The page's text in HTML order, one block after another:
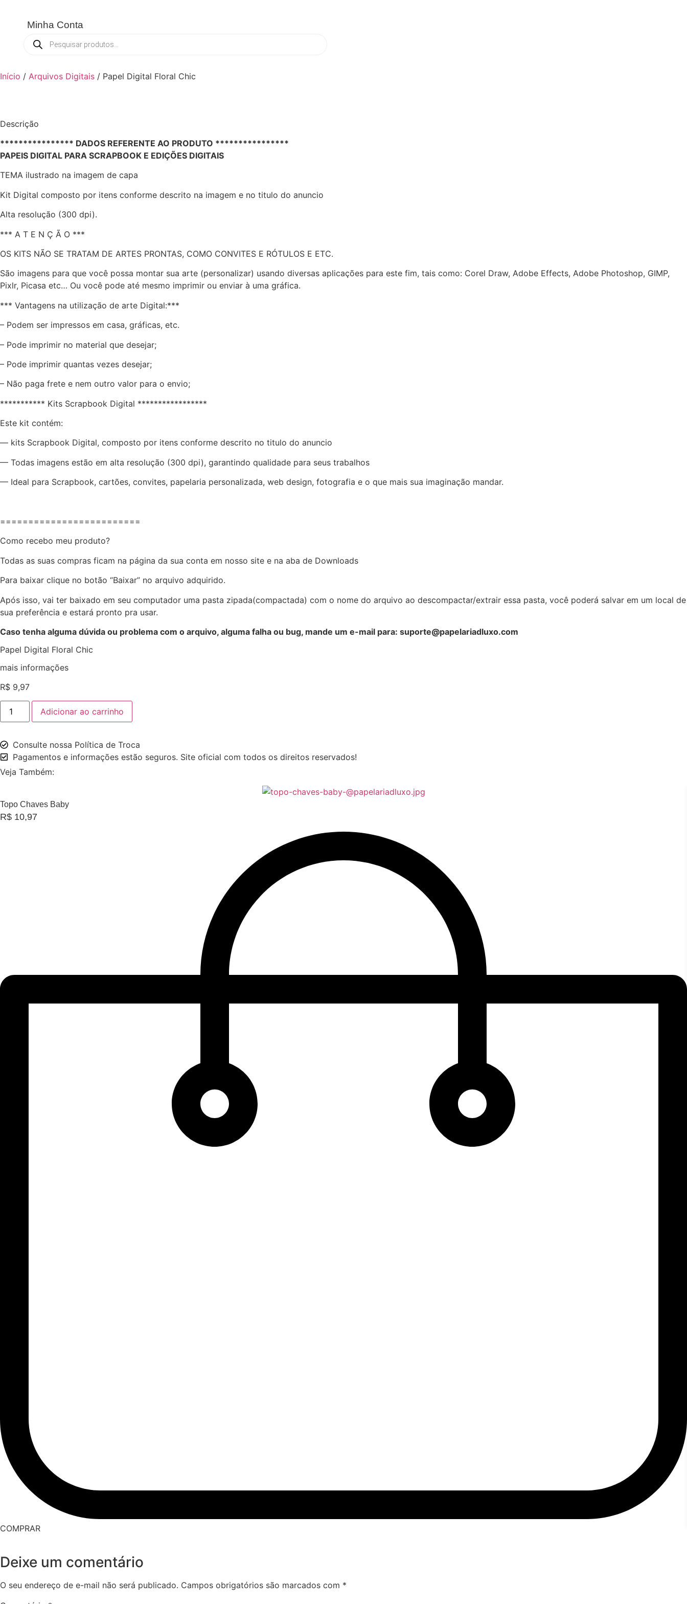
Minha Conta
Pesquisar
produtos
Início / Arquivos Digitais / Papel Digital Floral Chic
Descrição
**************** DADOS REFERENTE AO PRODUTO ****************
PAPEIS DIGITAL PARA SCRAPBOOK E EDIÇÕES DIGITAIS
TEMA ilustrado na imagem de capa
Kit Digital composto por itens conforme descrito na imagem e no titulo do anuncio
Alta resolução (300 dpi).
*** A T E N Ç Ã O ***
OS KITS NÃO SE TRATAM DE ARTES PRONTAS, COMO CONVITES E RÓTULOS E ETC.
São imagens para que você possa montar sua arte (personalizar) usando diversas aplicações para este fim, tais como: Corel Draw, Adobe Effects, Adobe Photoshop, GIMP,
Pixlr, Picasa etc… Ou você pode até mesmo imprimir ou enviar à uma gráfica.
*** Vantagens na utilização de arte Digital:***
– Podem ser impressos em casa, gráficas, etc.
– Pode imprimir no material que desejar;
– Pode imprimir quantas vezes desejar;
– Não paga frete e nem outro valor para o envio;
*********** Kits Scrapbook Digital *****************
Este kit contém:
— kits Scrapbook Digital, composto por itens conforme descrito no titulo do anuncio
— Todas imagens estão em alta resolução (300 dpi), garantindo qualidade para seus trabalhos
— Ideal para Scrapbook, cartões, convites, papelaria personalizada, web design, fotografia e o que mais sua imaginação mandar.
=========================
Como recebo meu produto?
Todas as suas compras ficam na página da sua conta em nosso site e na aba de Downloads
Para baixar clique no botão “Baixar” no arquivo adquirido.
Após isso, vai ter baixado em seu computador uma pasta zipada(compactada) com o nome do arquivo ao descompactar/extrair essa pasta, você poderá salvar em um local de
sua preferência e estará pronto pra usar.
Caso tenha alguma dúvida ou problema com o arquivo, alguma falha ou bug, mande um e-mail para: suporte@papelariadluxo.com
Papel Digital Floral Chic
mais informações
R$ 9,97
Papel
Digital
Floral
Adicionar ao carrinho
Consulte nossa Política de Troca
Pagamentos e informações estão seguros. Site oficial com todos os direitos reservados!
Veja Também:
Topo Chaves Baby
R$ 10,97
COMPRAR
Deixe um comentário
O seu endereço de e-mail não será publicado. Campos obrigatórios são marcados com *